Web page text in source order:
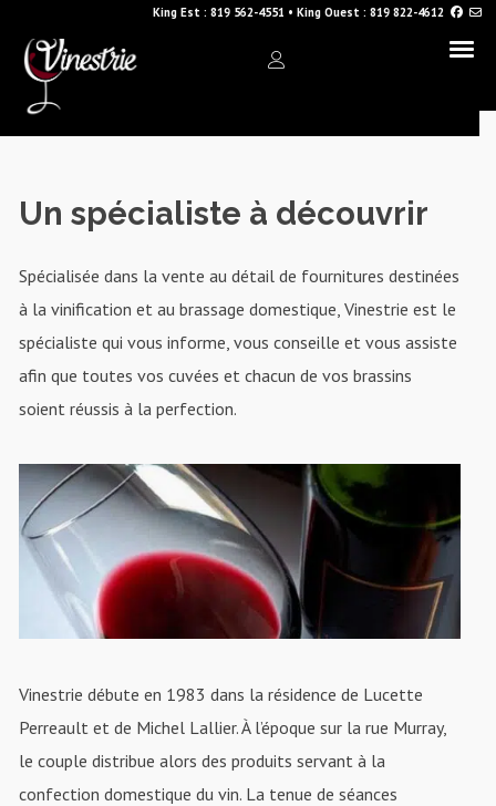
King Est : 819 562-4551 • King Ouest : 819 822-4612
Un spécialiste à découvrir
Spécialisée dans la vente au détail de fournitures destinées
à la vinification et au brassage domestique, Vinestrie est le
spécialiste qui vous informe, vous conseille et vous assiste
afin que toutes vos cuvées et chacun de vos brassins
soient réussis à la perfection.
Vinestrie débute en 1983 dans la résidence de Lucette
Perreault et de Michel Lallier. À l’époque sur la rue Murray,
le couple distribue alors des produits servant à la
confection domestique du vin. La tenue de séances